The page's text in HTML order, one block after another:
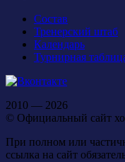
Состав
Тренерский штаб
Календарь
Турнирная
2010 — 2026
© Официальный сайт
При полном или
ссылка на сайт